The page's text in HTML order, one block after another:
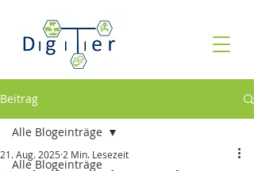
Beitrag
Alle Blogeinträge
Alle Blogeinträge
21. Aug. 2025 2 Min. Lesezeit